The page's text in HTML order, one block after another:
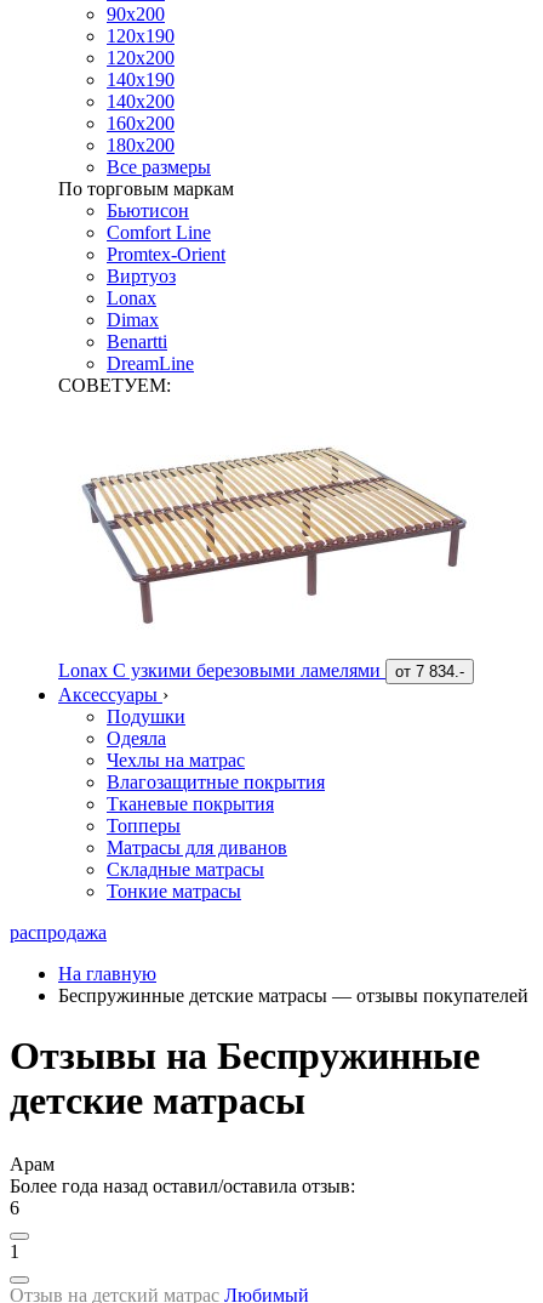
90х200
120х190
120х200
140х190
140х200
160х200
180х200
Все размеры
По торговым маркам
Бьютисон
Comfort Line
Promtex-Orient
Виртуоз
Lonax
Dimax
Benartti
DreamLine
СОВЕТУЕМ:
Lonax С узкими березовыми ламелями от 7 834.-
Аксессуары ›
Подушки
Одеяла
Чехлы на матрас
Влагозащитные покрытия
Тканевые покрытия
Топперы
Матрасы для диванов
Складные матрасы
Тонкие матрасы
распродажа
На главную
Беспружинные детские матрасы — отзывы покупателей
Отзывы на Беспружинные
детские матрасы
Арам
Более года назад оставил/оставила отзыв:
6
1
Отзыв на детский матрас Любимый